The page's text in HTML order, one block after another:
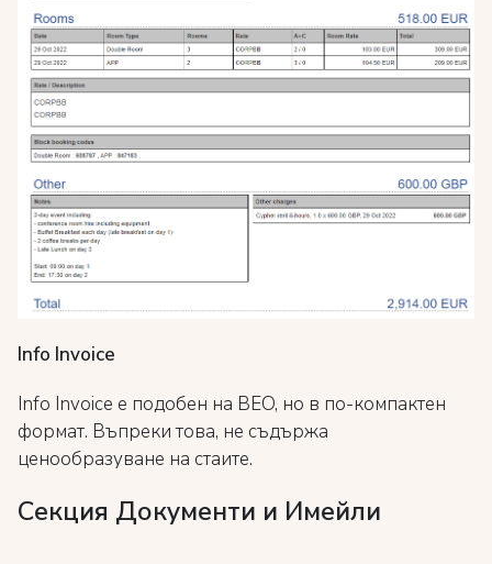
Info Invoice
Info Invoice е подобен на BEO, но в по-компактен
формат. Въпреки това, не съдържа
ценообразуване на стаите.
Секция Документи и Имейли